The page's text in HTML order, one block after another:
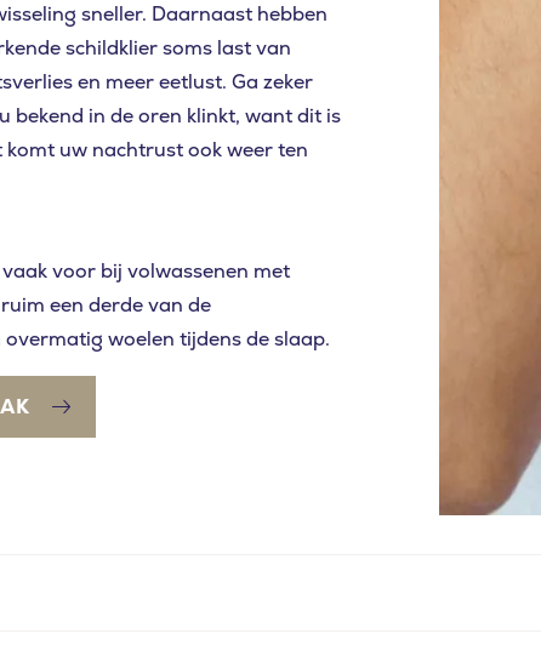
sneller. Daarnaast hebben
schildklier soms last van
en meer eetlust. Ga zeker
bekend in de oren klinkt, want dit is
uw nachtrust ook weer ten
voor bij volwassenen met
een derde van de
woelen tijdens de slaap.